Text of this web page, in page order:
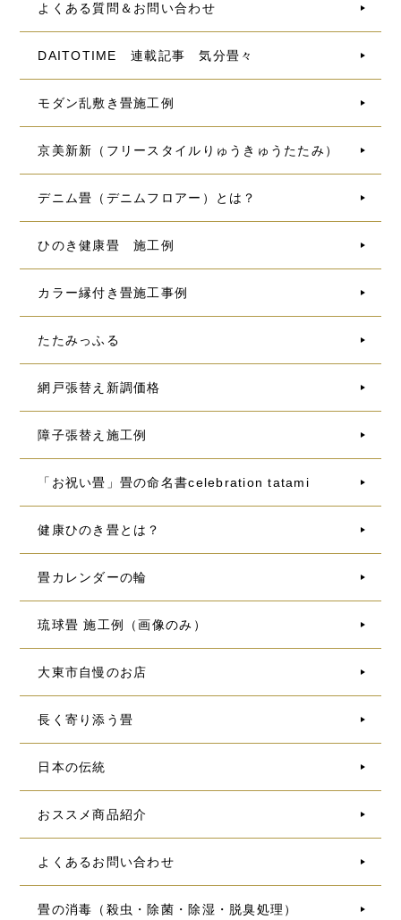
よくある質問＆お問い合わせ
DAITOTIME 連載記事 気分畳々
モダン乱敷き畳施工例
京美新新（フリースタイルりゅうきゅうたたみ）
デニム畳（デニムフロアー）とは？
ひのき健康畳 施工例
カラー縁付き畳施工事例
たたみっふる
網戸張替え新調価格
障子張替え施工例
「お祝い畳」畳の命名書celebration tatami
健康ひのき畳とは？
畳カレンダーの輪
琉球畳 施工例（画像のみ）
大東市自慢のお店
長く寄り添う畳
日本の伝統
おススメ商品紹介
よくあるお問い合わせ
畳の消毒（殺虫・除菌・除湿・脱臭処理）